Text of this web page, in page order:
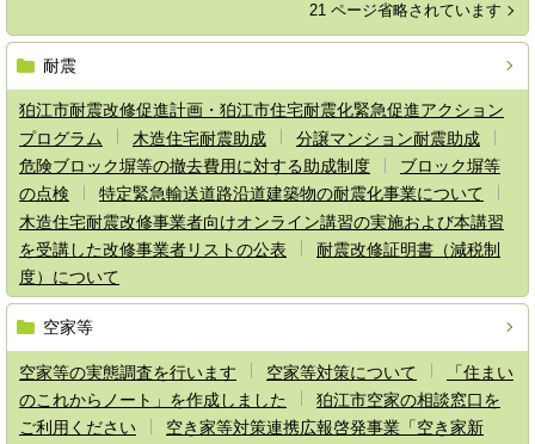
21 ページ省略されています
耐震
狛江市耐震改修促進計画・狛江市住宅耐震化緊急促進アクション
プログラム
木造住宅耐震助成
分譲マンション耐震助成
危険ブロック塀等の撤去費用に対する助成制度
ブロック塀等
の点検
特定緊急輸送道路沿道建築物の耐震化事業について
木造住宅耐震改修事業者向けオンライン講習の実施および本講習
を受講した改修事業者リストの公表
耐震改修証明書（減税制
度）について
空家等
空家等の実態調査を行います 空家等対策について
「住まい
のこれからノート」を作成しました
狛江市空家の相談窓口を
ご利用ください
空き家等対策連携広報啓発事業「空き家新